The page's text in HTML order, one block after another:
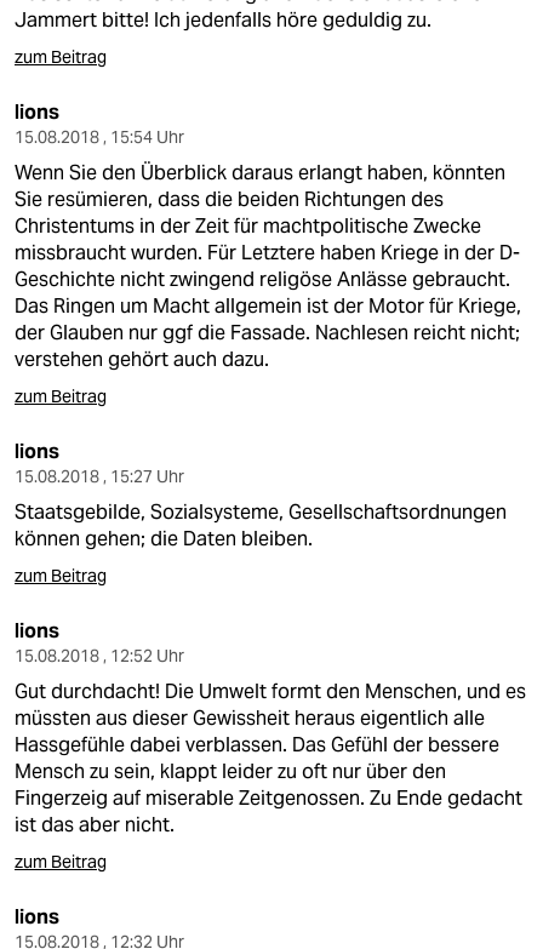
Jammert bitte! Ich jedenfalls höre geduldig zu.
zum Beitrag
lions
15.08.2018 , 15:54 Uhr
Wenn Sie den Überblick daraus erlangt haben, könnten
Sie resümieren, dass die beiden Richtungen des
Christentums in der Zeit für machtpolitische Zwecke
missbraucht wurden. Für Letztere haben Kriege in der D-
Geschichte nicht zwingend religöse Anlässe gebraucht.
Das Ringen um Macht allgemein ist der Motor für Kriege,
der Glauben nur ggf die Fassade. Nachlesen reicht nicht;
verstehen gehört auch dazu.
zum Beitrag
lions
15.08.2018 , 15:27 Uhr
Staatsgebilde, Sozialsysteme, Gesellschaftsordnungen
können gehen; die Daten bleiben.
zum Beitrag
lions
15.08.2018 , 12:52 Uhr
Gut durchdacht! Die Umwelt formt den Menschen, und es
müssten aus dieser Gewissheit heraus eigentlich alle
Hassgefühle dabei verblassen. Das Gefühl der bessere
Mensch zu sein, klappt leider zu oft nur über den
Fingerzeig auf miserable Zeitgenossen. Zu Ende gedacht
ist das aber nicht.
zum Beitrag
lions
15.08.2018 , 12:32 Uhr